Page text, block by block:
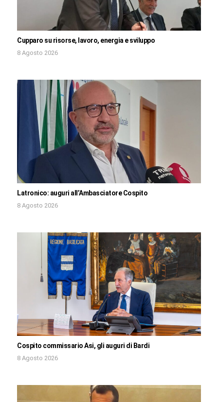
Cupparo su risorse, lavoro, energia e sviluppo
8 Agosto 2026
Latronico: auguri all’Ambasciatore Cospito
8 Agosto 2026
Cospito commissario Asi, gli auguri di Bardi
8 Agosto 2026